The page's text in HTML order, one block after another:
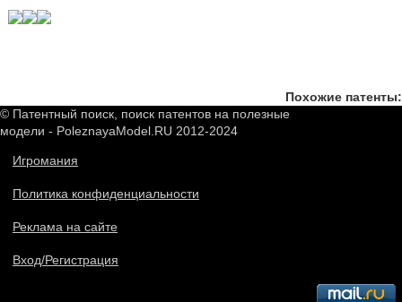
Похожие патенты:
© Патентный поиск, поиск патентов на полезные
модели - PoleznayaModel.RU 2012-2024
Игромания
Политика конфиденциальности
Реклама на сайте
Вход/Регистрация